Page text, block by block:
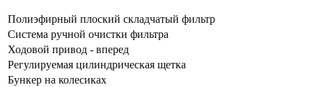
Полиэфирный плоский складчатый фильтр
Система ручной очистки фильтра
Ходовой привод - вперед
Регулируемая цилиндрическая щетка
Бункер на колесиках